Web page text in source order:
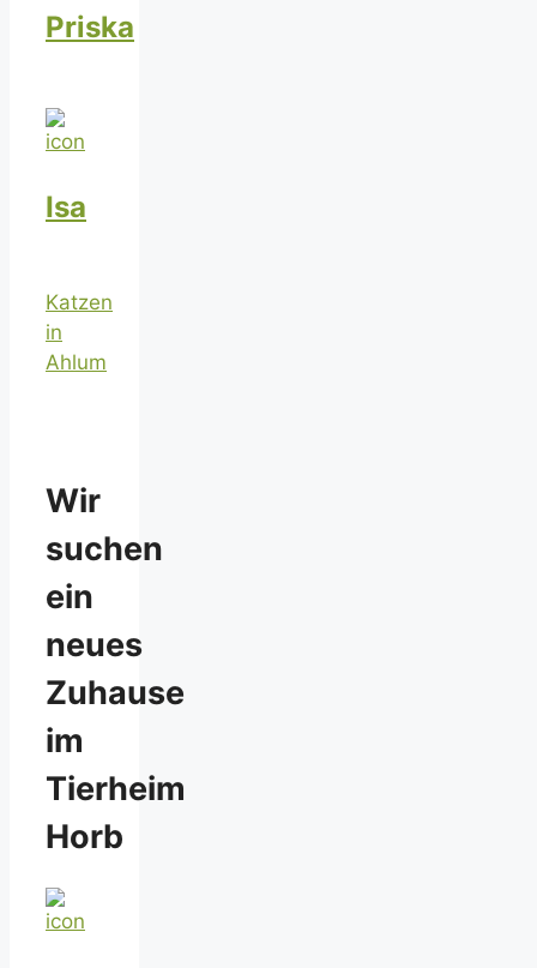
Priska
Isa
Katzen
in
Ahlum
Wir
suchen
ein
neues
Zuhause
im
Tierheim
Horb